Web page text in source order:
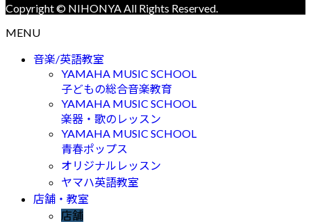
Copyright © NIHONYA All Rights Reserved.
MENU
音楽/英語教室
YAMAHA MUSIC SCHOOL
子どもの総合音楽教育
YAMAHA MUSIC SCHOOL
楽器・歌のレッスン
YAMAHA MUSIC SCHOOL
青春ポップス
オリジナルレッスン
ヤマハ英語教室
店舗・教室
店舗